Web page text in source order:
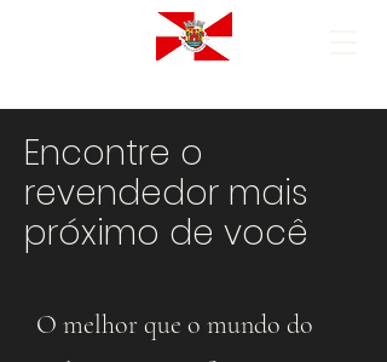
Encontre o
revendedor mais
próximo de você
O melhor que o mundo do